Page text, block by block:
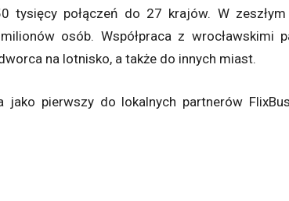
tysięcy połączeń do 27 krajów. W
osób. Współpraca z wrocławskimi
na lotnisko, a także do innych miast.
jako pierwszy do lokalnych partnerów